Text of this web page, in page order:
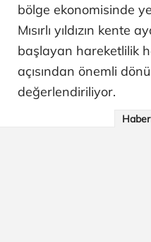
bölge ekonomisinde
Mısırlı yıldızın kente
başlayan hareketlilik
açısından önemli
değerlendiriliyor.